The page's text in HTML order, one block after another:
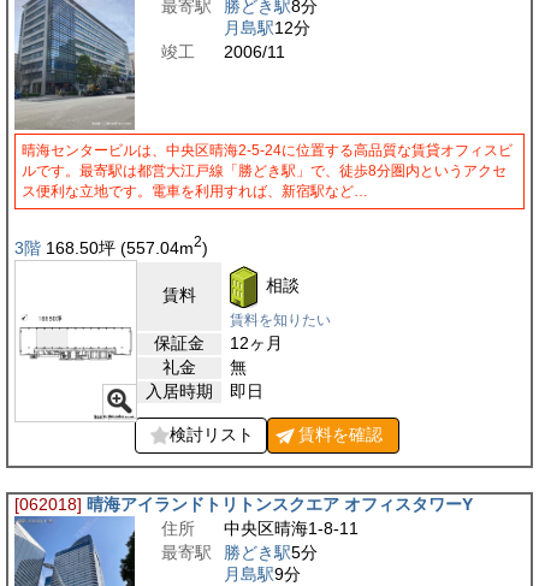
最寄駅
勝どき駅8分
月島駅12分
竣工
2006/11
晴海センタービルは、中央区晴海2-5-24に位置する高品質な賃貸オフィスビ
ルです。最寄駅は都営大江戸線「勝どき駅」で、徒歩8分圏内というアクセ
ス便利な立地です。電車を利用すれば、新宿駅など…
3階 168.50坪 (557.04m2)
賃料 相談
賃料を知りたい
保証金
12ヶ月
礼金
無
入居時期
即日
検討リスト 賃料を確認
[062018] 晴海アイランドトリトンスクエア オフィスタワーY
住所
中央区晴海1-8-11
最寄駅
勝どき駅5分
月島駅9分